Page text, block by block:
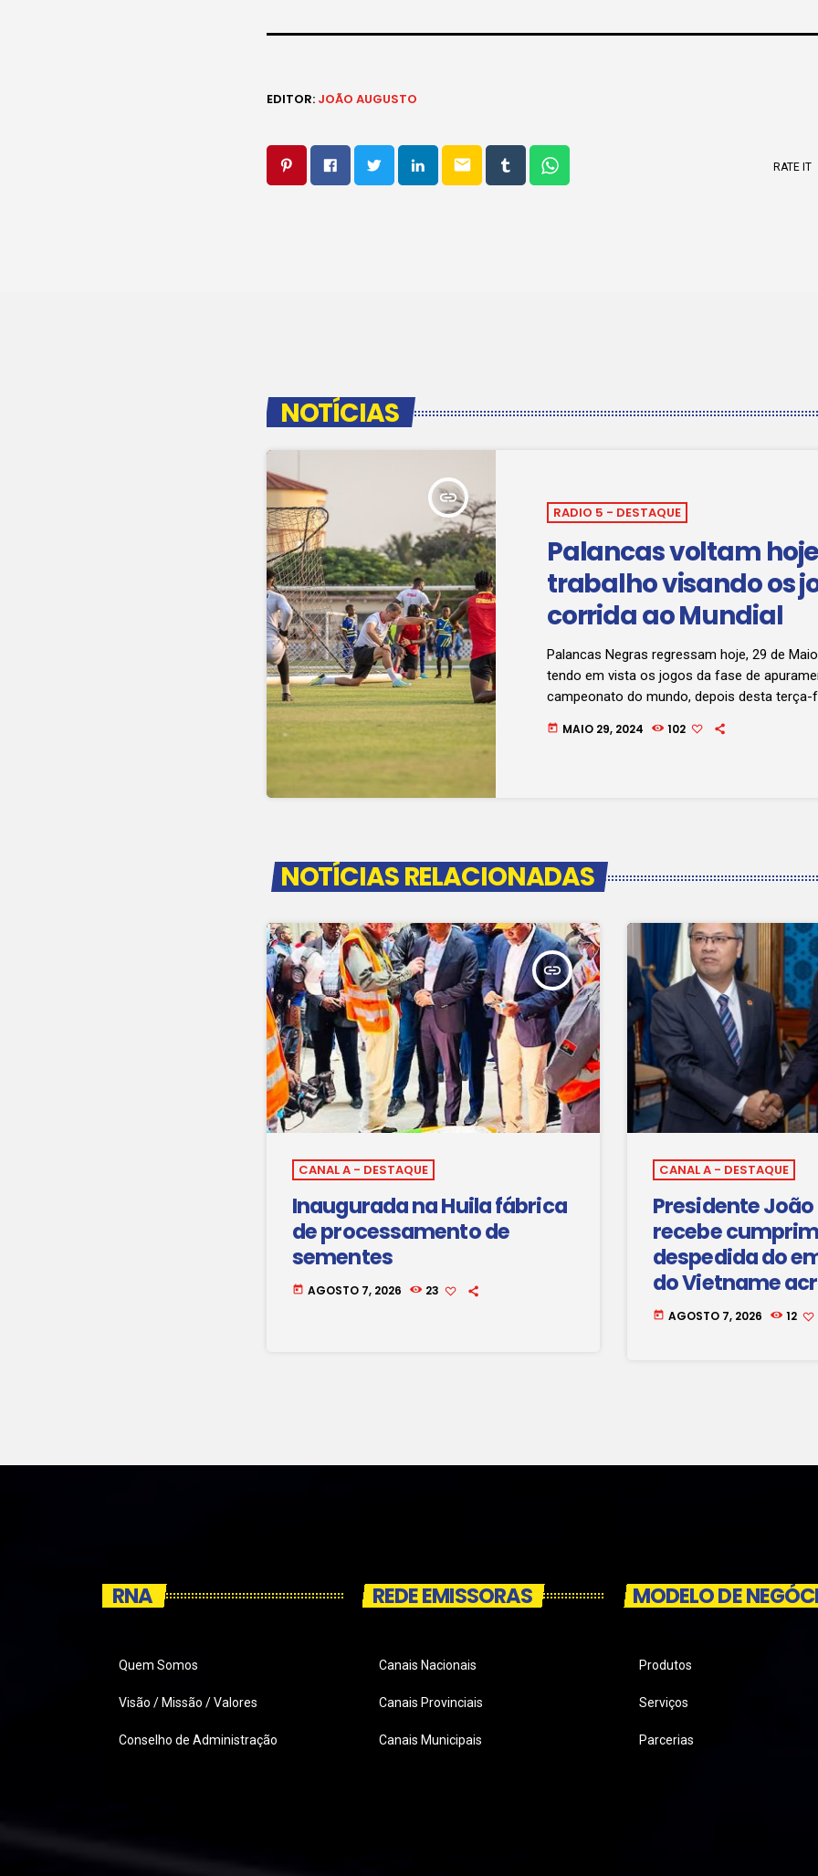
EDITOR: JOÃO AUGUSTO
email RATE IT
NOTÍCIAS
insert_link
RADIO 5 - DESTAQUE
Palancas voltam
trabalho visando os
corrida ao Mundial
Palancas Negras regressam hoje, 29 de
tendo em vista os jogos da fase de
campeonato do mundo, depois desta terça-
Camarões para a terceira e quarta jornadas
today MAIO 29, 2024 102
NOTÍCIAS RELACIONADAS
insert_link
CANAL A - DESTAQUE
Inaugurada na Huila fábrica
de processamento de
sementes
today AGOSTO 7, 2026 23
CANAL A - DESTAQUE
Presidente
recebe
despedida do
do Vietname
Angola
today AGOSTO 7, 2026 12
RNA
Quem Somos
Visão / Missão / Valores
Conselho de Administração
REDE EMISSORAS
Canais Nacionais
Canais Provinciais
Canais Municipais
MODELO DE
Produtos
Serviços
Parcerias